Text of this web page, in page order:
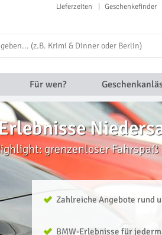
Lieferzeiten Geschenkefinder
Für wen?
grenzenloser Fahrspaß
Zahlreiche Angebote rund
BMW-Erlebnisse für